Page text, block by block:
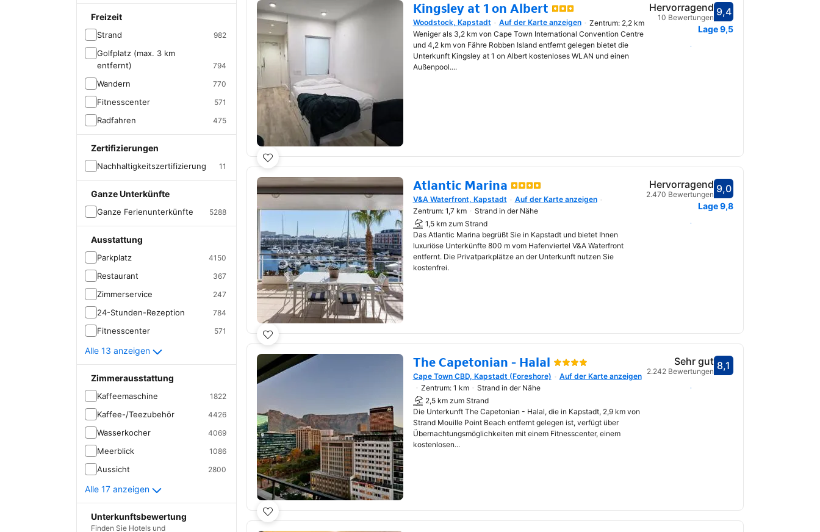
Freizeit
Strand 982
Golfplatz (max. 3 km
entfernt)
794
Wandern 770
Fitnesscenter 571
Radfahren 475
Zertifizierungen
Nachhaltigkeitszertifizierung 11
Ganze Unterkünfte
Ganze Ferienunterkünfte 5288
Ausstattung
Parkplatz 4150
Restaurant 367
Zimmerservice 247
24-Stunden-Rezeption 784
Fitnesscenter 571
Alle 13 anzeigen
Zimmerausstattung
Kaffeemaschine 1822
Kaffee-/Teezubehör 4426
Wasserkocher 4069
Meerblick 1086
Aussicht 2800
Alle 17 anzeigen
Unterkunftsbewertung
Finden Sie Hotels und
Kingsley at 1 on Albert
Wird in neuem Fenster geöffnet
Woodstock, Kapstadt Auf der Karte anzeigen
Zentrum: 2,2 km
Weniger als 3,2 km von Cape Town International Convention Centre
und 4,2 km von Fähre Robben Island entfernt gelegen bietet die
Unterkunft Kingsley at 1 on Albert kostenloses WLAN und einen
Außenpool....
Bewertet mit 9,4
9,4
Hervorragend
10 Bewertungen
Lage9,5
Daten auswählen
Atlantic Marina
Wird in neuem Fenster geöffnet
V&A Waterfront, Kapstadt
Auf der Karte anzeigen
Zentrum: 1,7 km
Strand in der Nähe
1,5 km zum Strand
Das Atlantic Marina begrüßt Sie in Kapstadt und bietet Ihnen
luxuriöse Unterkünfte 800 m vom Hafenviertel V&A Waterfront
entfernt. Die Privatparkplätze an der Unterkunft nutzen Sie
kostenfrei.
Bewertet mit 9,0
9,0
Hervorragend
2.470 Bewertungen
Lage9,8
Daten auswählen
The Capetonian - Halal
Wird in neuem Fenster geöffnet
Cape Town CBD, Kapstadt (Foreshore)
Auf der Karte anzeigen
Zentrum: 1 km
Strand in der Nähe
2,5 km zum Strand
Die Unterkunft The Capetonian - Halal, die in Kapstadt, 2,9 km von
Strand Mouille Point Beach entfernt gelegen ist, verfügt über
Übernachtungsmöglichkeiten mit einem Fitnesscenter, einem
kostenlosen...
Bewertet mit 8,1
8,1
Sehr gut
2.242 Bewertungen
Daten auswählen